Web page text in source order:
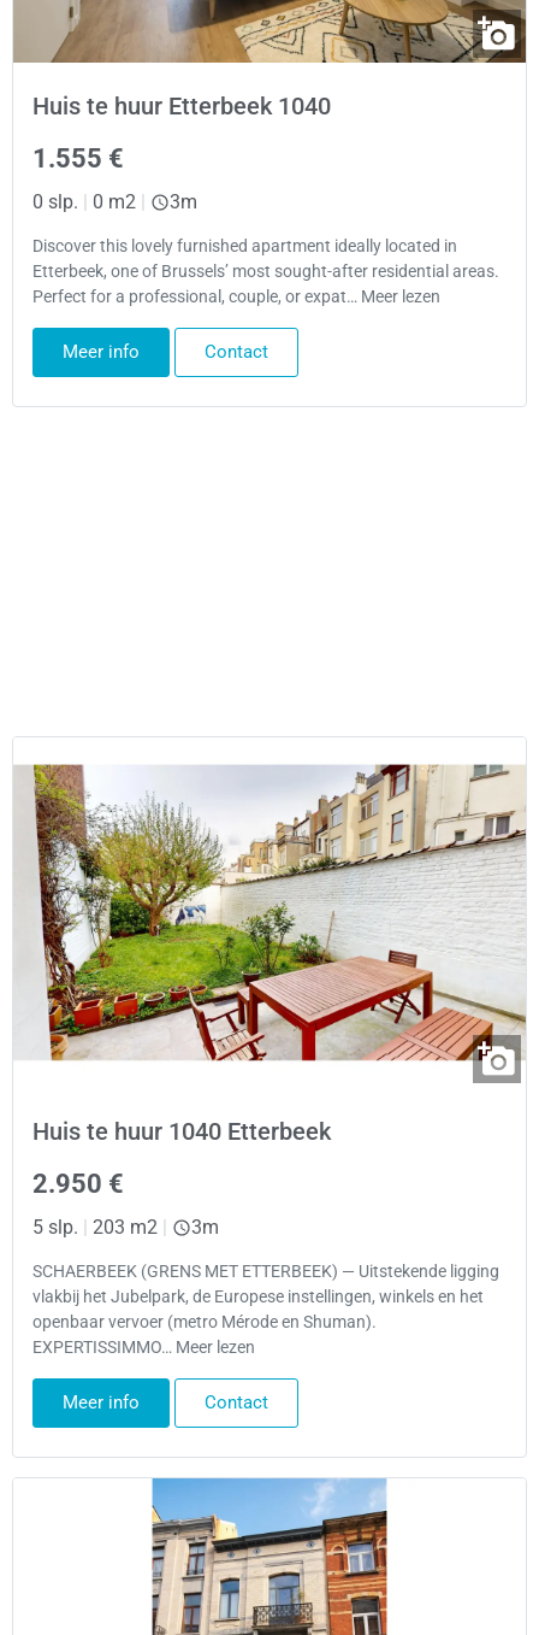
Huis te huur Etterbeek 1040
1.555 €
0 slp. | 0 m2 | 3m
Discover this lovely furnished apartment ideally located in
Etterbeek, one of Brussels’ most sought-after residential areas.
Perfect for a professional, couple, or expat… Meer lezen
Meer info Contact
Huis te huur 1040 Etterbeek
2.950 €
5 slp. | 203 m2 | 3m
SCHAERBEEK (GRENS MET ETTERBEEK) — Uitstekende ligging
vlakbij het Jubelpark, de Europese instellingen, winkels en het
openbaar vervoer (metro Mérode en Shuman).
EXPERTISSIMMO… Meer lezen
Meer info Contact